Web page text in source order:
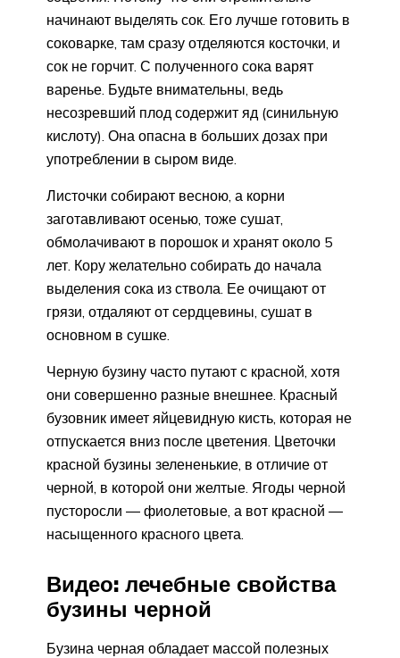
начинают выделять сок. Его лучше готовить в
соковарке, там сразу отделяются косточки, и
сок не горчит. С полученного сока варят
варенье. Будьте внимательны, ведь
несозревший плод содержит яд (синильную
кислоту). Она опасна в больших дозах при
употреблении в сыром виде.
Листочки собирают весною, а корни
заготавливают осенью, тоже сушат,
обмолачивают в порошок и хранят около 5
лет. Кору желательно собирать до начала
выделения сока из ствола. Ее очищают от
грязи, отдаляют от сердцевины, сушат в
основном в сушке.
Черную бузину часто путают с красной, хотя
они совершенно разные внешнее. Красный
бузовник имеет яйцевидную кисть, которая не
отпускается вниз после цветения. Цветочки
красной бузины зелененькие, в отличие от
черной, в которой они желтые. Ягоды черной
пусторосли ― фиолетовые, а вот красной ―
насыщенного красного цвета.
Видео: лечебные свойства
бузины черной
Бузина черная обладает массой полезных